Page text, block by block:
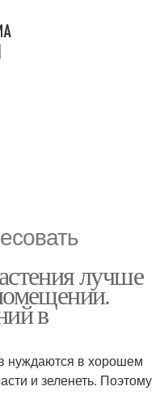
лучше
в
нуждаются в хорошем
и зеленеть. Поэтому